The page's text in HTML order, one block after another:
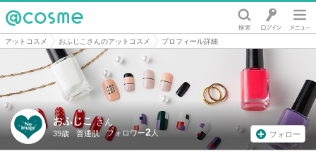
@cosme
アットコスメ おふじこさんのアットコスメ プロフィール詳細
おふじこ さん
39歳 普通肌 2 フォロー